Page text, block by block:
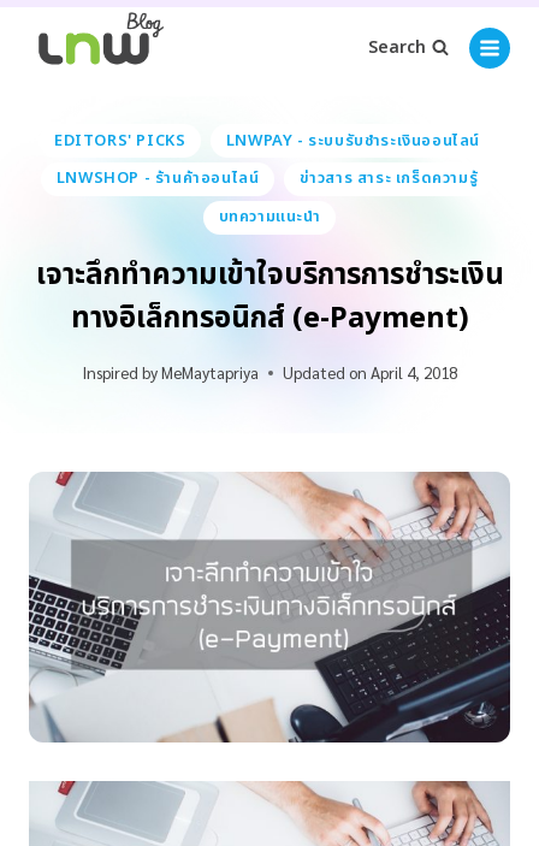
Search
EDITORS' PICKS
LNWPAY - ระบบรับชำระเงินออนไลน์
LNWSHOP - ร้านค้าออนไลน์
ข่าวสาร สาระ เกร็ดความรู้
บทความแนะนำ
เจาะลึกทำความเข้าใจบริการการชำระเงิน
ทางอิเล็กทรอนิกส์ (e-Payment)
Inspired byMeMaytapriya Updated on April 4, 2018